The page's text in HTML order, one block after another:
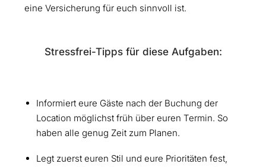
eine Versicherung für euch sinnvoll ist.
Stressfrei-Tipps für diese Aufgaben:
Informiert eure Gäste nach der Buchung der
Location möglichst früh über euren Termin. So
haben alle genug Zeit zum Planen.
Legt zuerst euren Stil und eure Prioritäten fest,